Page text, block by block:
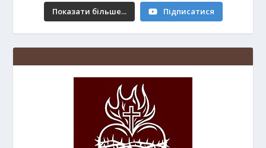
Показати більше... Підписатися